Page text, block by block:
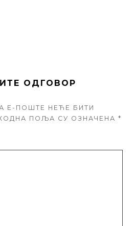
ОДГОВОР
Е-ПОШТЕ НЕЋЕ БИТИ
ПОЉА СУ ОЗНАЧЕНА *